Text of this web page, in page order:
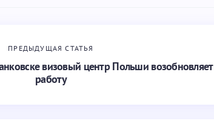
ПРЕДЫДУЩАЯ СТАТЬЯ
визовый центр Польши возобновляет
работу